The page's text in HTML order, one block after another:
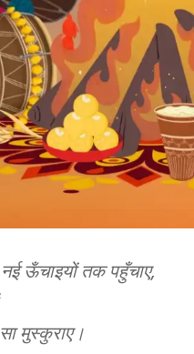
ऊँचाइयों तक पहुँचाए,
मुस्कुराए।